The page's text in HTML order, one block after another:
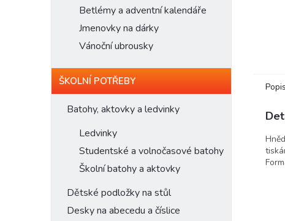
Betlémy a adventní kalendáře
Jmenovky na dárky
Vánoční ubrousky
ŠKOLNÍ POTŘEBY
Batohy, aktovky a ledvinky
Ledvinky
Studentské a volnočasové batohy
Školní batohy a aktovky
Dětské podložky na stůl
Desky na abecedu a číslice
Popis